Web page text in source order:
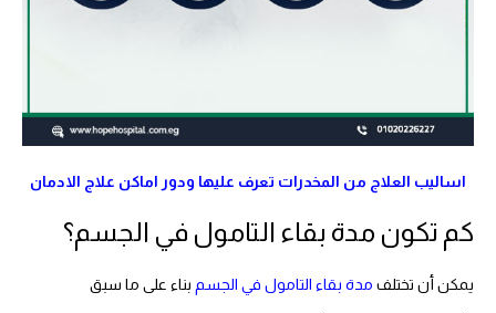
اساليب العلاج من المخدرات تعرف عليها ودور اماكن علاج الادمان
كم تكون مدة بقاء التامول في الجسم؟
يمكن أن تختلف مدة بقاء التامول في الجسم بناء على ما سبق